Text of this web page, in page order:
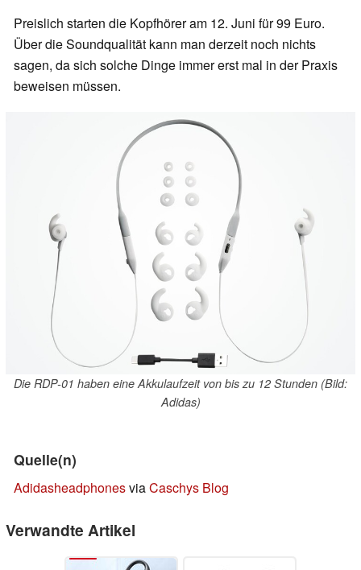
Preislich starten die Kopfhörer am 12. Juni für 99 Euro.
Über die Soundqualität kann man derzeit noch nichts
sagen, da sich solche Dinge immer erst mal in der Praxis
beweisen müssen.
Die RDP-01 haben eine Akkulaufzeit von bis zu 12 Stunden (Bild:
Adidas)
Quelle(n)
AdidasheadphonesviaCaschys Blog
Verwandte Artikel